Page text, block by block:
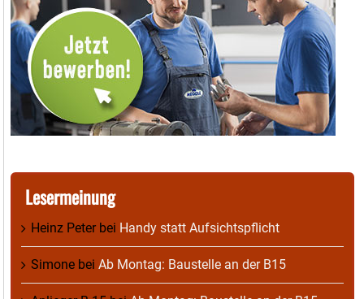
Lesermeinung
Heinz Peterbei Handy statt Aufsichtspflicht
Simone bei Ab Montag: Baustelle an der B15